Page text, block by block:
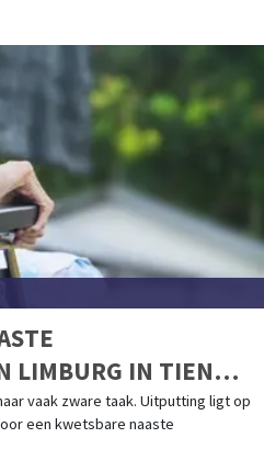
LIMBURG IN TIEN
MET BIJNA 50%
vaak zware taak. Uitputting ligt op
een kwetsbare naaste